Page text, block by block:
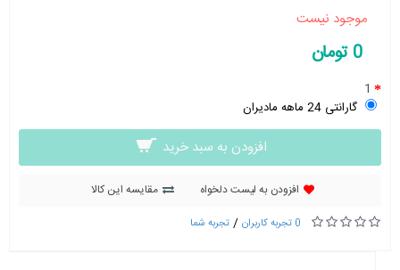
موجود نیست
0 تومان
1
گارانتی 24 ماهه مادیران
افزودن به سبد خرید
افزودن به لیست دلخواه مقایسه این کالا
0 تجربه کاربران / تجربه شما